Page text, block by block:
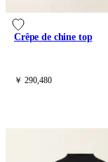
Crêpe de chine top
￥ 290,480